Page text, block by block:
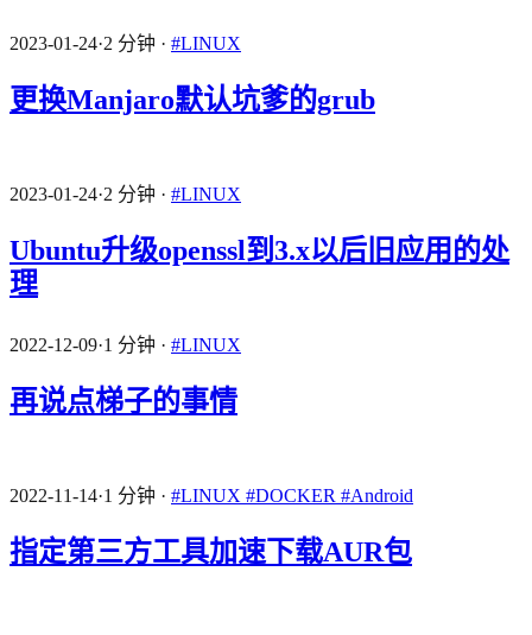
2023-01-24·2 分钟 · #LINUX
更换Manjaro默认坑爹的grub
2023-01-24·2 分钟 · #LINUX
Ubuntu升级openssl到3.x以后旧应用的处
理
2022-12-09·1 分钟 · #LINUX
再说点梯子的事情
2022-11-14·1 分钟 · #LINUX #DOCKER #Android
指定第三方工具加速下载AUR包